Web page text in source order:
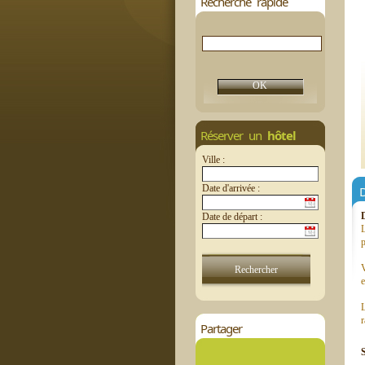
Réserver un hôtel
Ville :
Date d'arrivée :
Date de départ :
Partager